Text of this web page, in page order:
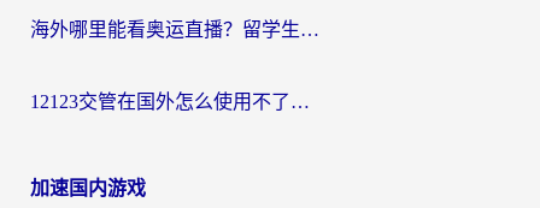
海外哪里能看奥运直播？留学生&海外华人必看的体育赛事观赛终极指南
12123交管在国外怎么使用不了？海外华人必看的无缝访问国内资源指南
加速国内游戏